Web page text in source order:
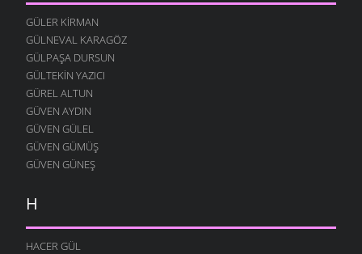
GÜLER KIRMAN
GÜLNEVAL KARAGÖZ
GÜLPAŞA DURSUN
GÜLTEKIN YAZICI
GÜREL ALTUN
GÜVEN AYDIN
GÜVEN GÜLEL
GÜVEN GÜMÜŞ
GÜVEN GÜNEŞ
H
HACER GÜL